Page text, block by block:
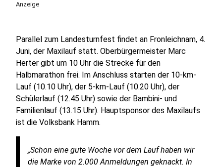
Anzeige
Parallel zum Landesturnfest findet an Fronleichnam, 4.
Juni, der Maxilauf statt. Oberbürgermeister Marc
Herter gibt um 10 Uhr die Strecke für den
Halbmarathon frei. Im Anschluss starten der 10-km-
Lauf (10.10 Uhr), der 5-km-Lauf (10.20 Uhr), der
Schülerlauf (12.45 Uhr) sowie der Bambini- und
Familienlauf (13.15 Uhr). Hauptsponsor des Maxilaufs
ist die Volksbank Hamm.
„Schon eine gute Woche vor dem Lauf haben wir
die Marke von 2.000 Anmeldungen geknackt. In